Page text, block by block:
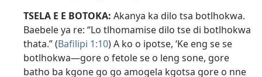
TSELA E E BOTOKA: Akanya ka dilo tsa botlhokwa.
Baebele ya re: “Lo tlhomamise dilo tse di botlhokwa
thata.” (Bafilipi 1:10) A ko o ipotse, ‘Ke eng se se
botlhokwa​—gore o fetole se o leng sone, gore
batho ba kgone go go amogela kgotsa gore o nne